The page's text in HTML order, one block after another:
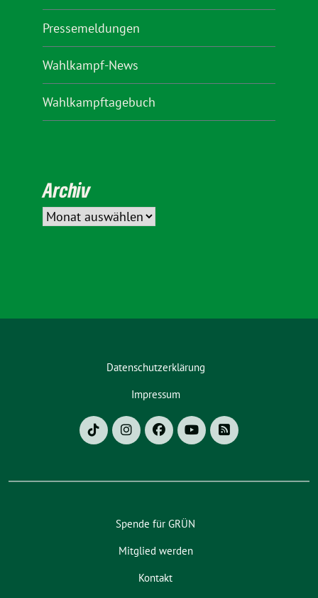
Pressemeldungen
Wahlkampf-News
Wahlkampftagebuch
Archiv
Datenschutzerklärung
Impressum
Spende für GRÜN
Mitglied werden
Kontakt